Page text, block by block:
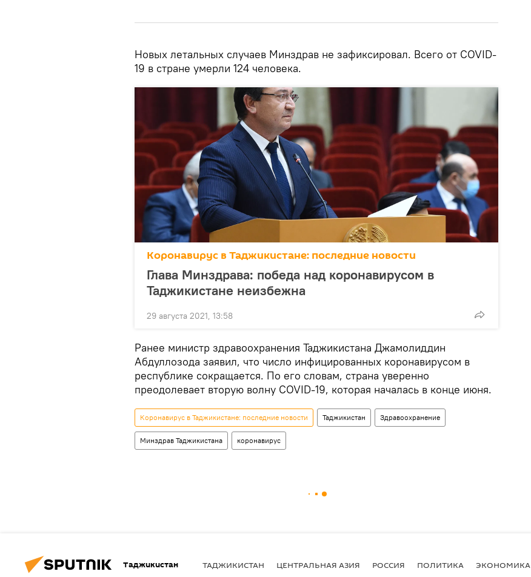
Новых летальных случаев Минздрав не зафиксировал. Всего от COVID-
19 в стране умерли 124 человека.
Коронавирус в Таджикистане: последние новости
Глава Минздрава: победа над коронавирусом в
Таджикистане неизбежна
29 августа 2021, 13:58
Ранее министр здравоохранения Таджикистана Джамолиддин
Абдуллозода заявил, что число инфицированных коронавирусом в
республике сокращается. По его словам, страна уверенно
преодолевает вторую волну COVID-19, которая началась в конце июня.
Коронавирус в Таджикистане: последние новости Таджикистан Здравоохранение
Минздрав Таджикистана коронавирус
Таджикистан ТАДЖИКИСТАН ЦЕНТРАЛЬНАЯ АЗИЯ РОССИЯ ПОЛИТИКА ЭКОНОМИКА